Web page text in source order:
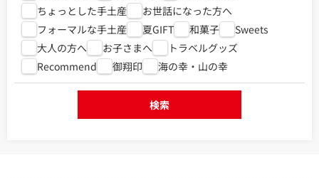
ちょっとした手土産
お世話になった方へ
フォーマルな手土産
夏GIFT 和菓子
Sweets
大人の方へ
お子さまへ
トラベルグッズ
Recommend
御翔印 海の幸・山の幸
検索